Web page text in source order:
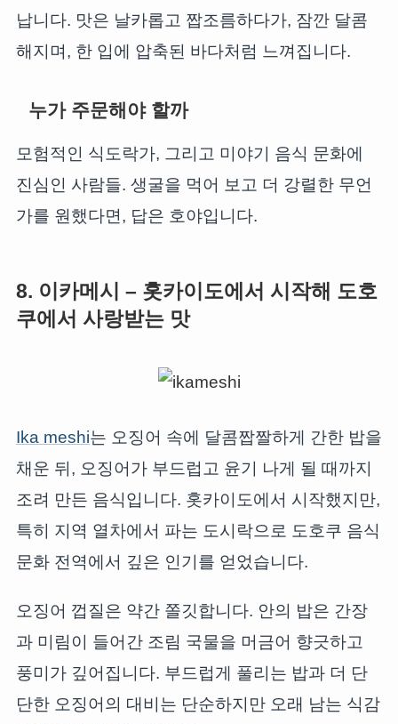
납니다. 맛은 날카롭고 짭조름하다가, 잠깐 달콤
해지며, 한 입에 압축된 바다처럼 느껴집니다.
누가 주문해야 할까
모험적인 식도락가, 그리고 미야기 음식 문화에
진심인 사람들. 생굴을 먹어 보고 더 강렬한 무언
가를 원했다면, 답은 호야입니다.
8. 이카메시 – 홋카이도에서 시작해 도호
쿠에서 사랑받는 맛
Ika meshi는 오징어 속에 달콤짭짤하게 간한 밥을
채운 뒤, 오징어가 부드럽고 윤기 나게 될 때까지
조려 만든 음식입니다. 홋카이도에서 시작했지만,
특히 지역 열차에서 파는 도시락으로 도호쿠 음식
문화 전역에서 깊은 인기를 얻었습니다.
오징어 껍질은 약간 쫄깃합니다. 안의 밥은 간장
과 미림이 들어간 조림 국물을 머금어 향긋하고
풍미가 깊어집니다. 부드럽게 풀리는 밥과 더 단
단한 오징어의 대비는 단순하지만 오래 남는 식감